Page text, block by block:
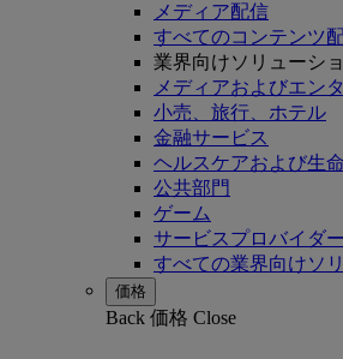
メディア配信
すべてのコンテンツ
業界向けソリューシ
メディアおよびエン
小売、旅行、ホテル
金融サービス
ヘルスケアおよび生
公共部門
ゲーム
サービスプロバイダー
すべての業界向けソ
価格
Back 価格 Close